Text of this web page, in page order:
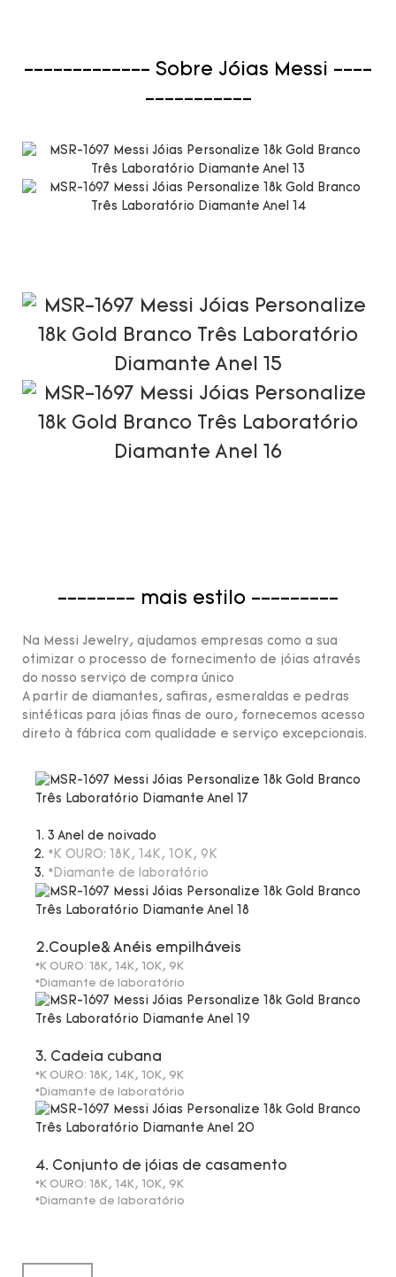
------------- Sobre Jóias Messi ----
-----------
-------- mais estilo ---------
Na Messi Jewelry, ajudamos empresas como a sua
otimizar o processo de fornecimento de jóias através
do nosso serviço de compra único
A partir de diamantes, safiras, esmeraldas e pedras
sintéticas para jóias finas de ouro, fornecemos acesso
direto à fábrica com qualidade e serviço excepcionais.
3 Anel de noivado
*K OURO: 18K, 14K, 10K, 9K
*Diamante de laboratório
2.Couple& Anéis empilháveis
*K OURO: 18K, 14K, 10K, 9K
*Diamante de laboratório
3. Cadeia cubana
*K OURO: 18K, 14K, 10K, 9K
*Diamante de laboratório
4. Conjunto de jóias de casamento
*K OURO: 18K, 14K, 10K, 9K
*Diamante de laboratório